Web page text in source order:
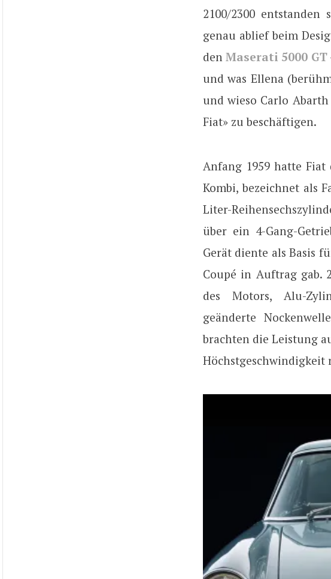
2100/2300
genau ablief beim
denMaserati 5000 GT
und was Ellena
und wieso Carlo
Fiat» zu beschäftigen.
Anfang 1959 hatte Fiat
Kombi, bezeichnet als
Liter-
über ein 4-Gang-
Gerät diente als Basis
Coupé in Auftrag gab.
des Motors, Alu-
geänderte
brachten die Leistung
Höchstgeschwindigkeit